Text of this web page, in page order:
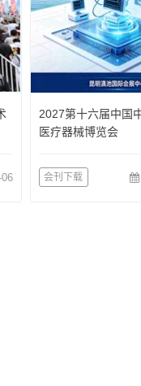
2027第十六届中国
医疗器械博览会
会刊下载